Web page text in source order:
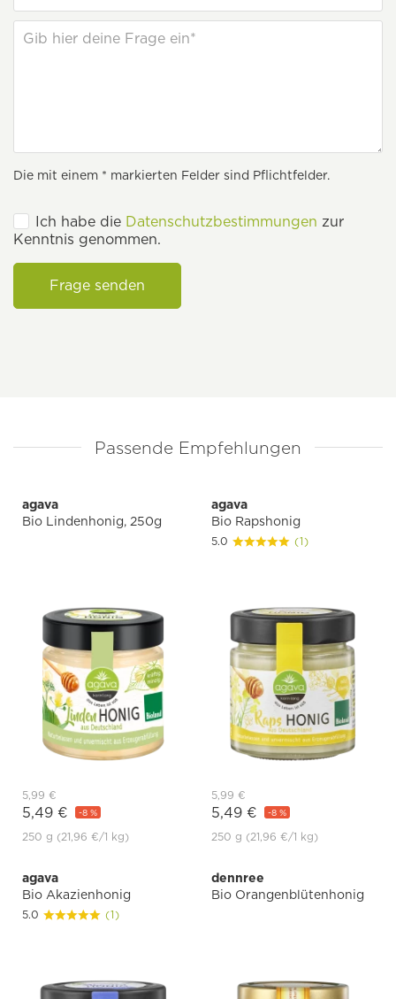
Die mit einem * markierten Felder sind Pflichtfelder.
Ich habe die Datenschutzbestimmungen zur
Kenntnis genommen.
Frage senden
Passende Empfehlungen
agava
Bio Lindenhonig, 250g
5,99 €
5,49 € -8 %
250 g (21,96 €/1 kg)
agava
Bio Rapshonig
5.0 (1)
5,99 €
5,49 € -8 %
250 g (21,96 €/1 kg)
agava
Bio Akazienhonig
5.0 (1)
dennree
Bio Orangenblütenhonig